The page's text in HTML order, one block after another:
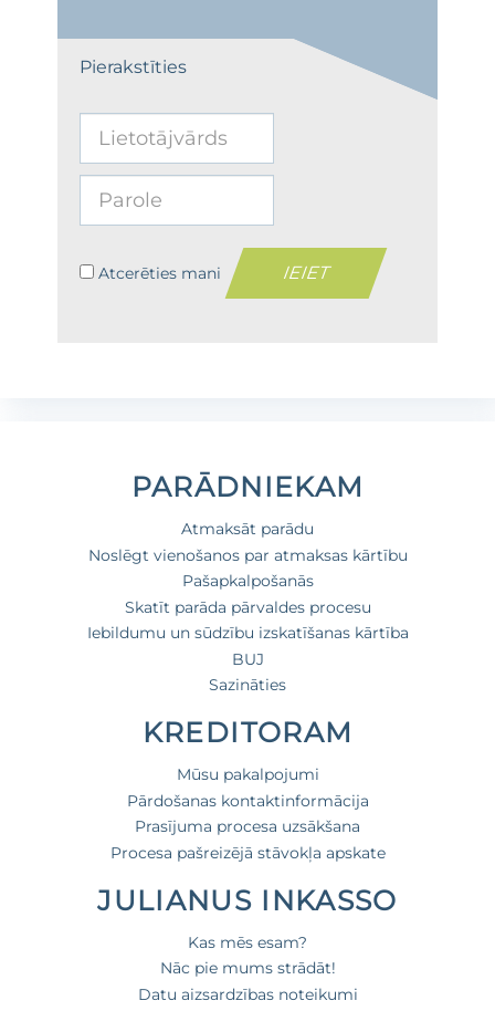
Pierakstīties
Atcerēties mani
PARĀDNIEKAM
Atmaksāt parādu
Noslēgt vienošanos par atmaksas kārtību
Pašapkalpošanās
Skatīt parāda pārvaldes procesu
Iebildumu un sūdzību izskatīšanas kārtība
BUJ
Sazināties
KREDITORAM
Mūsu pakalpojumi
Pārdošanas kontaktinformācija
Prasījuma procesa uzsākšana
Procesa pašreizējā stāvokļa apskate
JULIANUS INKASSO
Kas mēs esam?
Nāc pie mums strādāt!
Datu aizsardzības noteikumi